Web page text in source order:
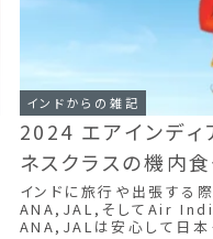
インドからの雑記
2024 エアインデ
ネスクラスの機内
インドに旅行や出張する
ANA,JAL,そしてAir India
ANA,JALは安心して日本